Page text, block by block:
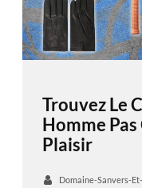
Trouvez Le
Homme
Plaisir
Domaine-Sanvers-